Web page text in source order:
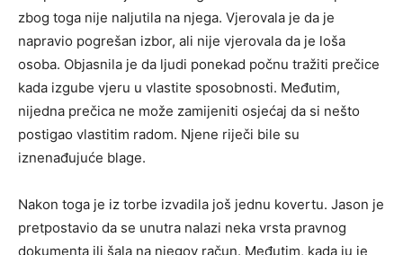
zbog toga nije naljutila na njega. Vjerovala je da je
napravio pogrešan izbor, ali nije vjerovala da je loša
osoba. Objasnila je da ljudi ponekad počnu tražiti prečice
kada izgube vjeru u vlastite sposobnosti. Međutim,
nijedna prečica ne može zamijeniti osjećaj da si nešto
postigao vlastitim radom. Njene riječi bile su
iznenađujuće blage.
Nakon toga je iz torbe izvadila još jednu kovertu. Jason je
pretpostavio da se unutra nalazi neka vrsta pravnog
dokumenta ili šala na njegov račun. Međutim, kada ju je